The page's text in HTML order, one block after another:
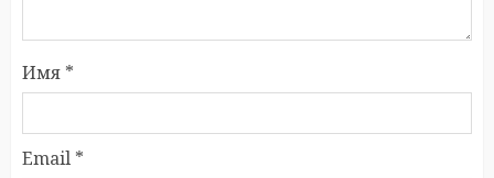
Имя *
Email *